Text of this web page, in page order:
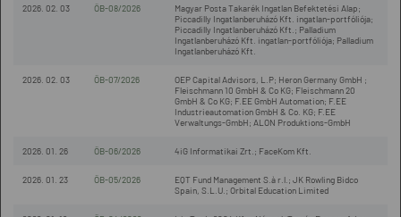
2026. 02. 03 ÖB-08/2026
Magyar Posta Takarék Ingatlan Befektetési Alap;
Piccadilly Ingatlanberuházó Kft. ingatlan-portfóliója;
Piccadilly Ingatlanberuházó Kft.; Palladium
Ingatlanberuházó Kft. ingatlan-portfóliója; Palladium
Ingatlanberuházó Kft.
2026. 02. 03 ÖB-07/2026
OEP Capital Advisors, L.P; Heron Germany GmbH ;
Fleischmann 10 GmbH & Co KG; Fleischmann 20
GmbH & Co KG; F.EE GmbH Automation; F.EE
Industrieautomation GmbH & Co. KG; F.EE
Verwaltungs-GmbH; ALON Produktions-GmbH
2026. 01. 26 ÖB-06/2026 4iG Informatikai Zrt.; FaceKom Kft.
2026. 01. 23 ÖB-05/2026
EQT Fund Management S.à r.l.; JK Rowling Bidco
Spain, S.L.U.; Orbital Education Limited